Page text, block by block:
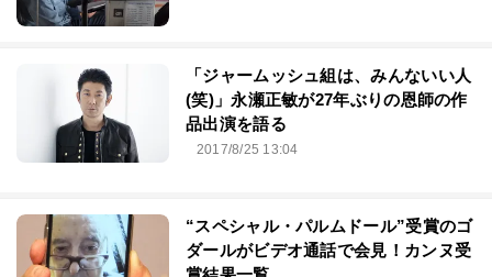
「ジャームッシュ組は、みんないい人
(笑)」永瀬正敏が27年ぶりの恩師の作
品出演を語る
2017/8/25 13:04
“スペシャル・パルムドール”受賞のゴ
ダールがビデオ通話で会見！カンヌ受